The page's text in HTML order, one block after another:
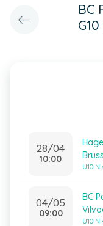
BC
G10
28/04
10:00
U10
04/05
09:00
BC
U10